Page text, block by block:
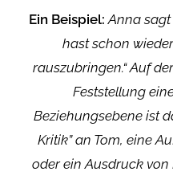
Ein Beispiel:Anna sagt
hast schon
rauszubringen.“ Auf
Feststellung
Beziehungsebene ist
Kritik” an Tom, eine
oder ein Ausdruck